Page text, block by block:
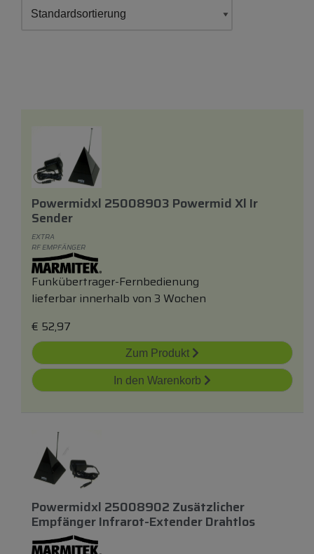
Powermidxl 25008903 Powermid Xl Ir
Sender
EXTRA
RF EMPFÄNGER
Funkübertrager-Fernbedienung
lieferbar innerhalb von 3 Wochen
€ 52,97
Zum Produkt
In den Warenkorb
Powermidxl 25008902 Zusätzlicher
Empfänger Infrarot-Extender Drahtlos